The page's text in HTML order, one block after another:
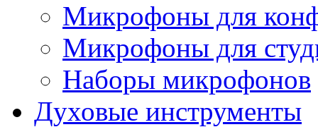
Микрофоны для
Микрофоны для
Наборы микрофонов
Духовые инструменты